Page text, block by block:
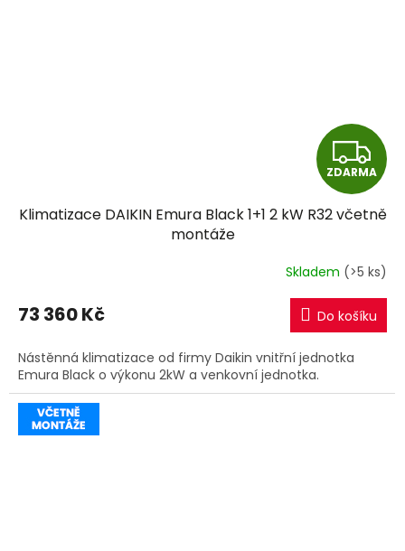
Z
D
A
R
M
A
ZDARMA
Klimatizace DAIKIN Emura Black 1+1 2 kW R32 včetně
montáže
Skladem (>5 ks)
73 360 Kč Do košíku
Nástěnná klimatizace od firmy Daikin vnitřní jednotka
Emura Black o výkonu 2kW a venkovní jednotka.